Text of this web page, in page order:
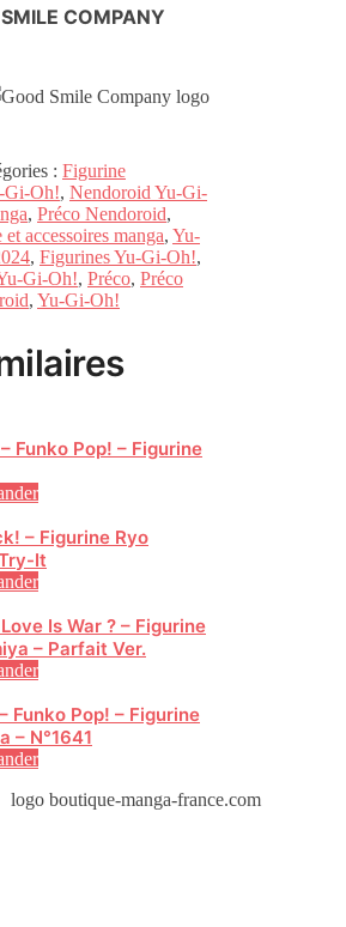
COMPANY
: Figurine
Gi-Oh!, Nendoroid Yu-Gi-
, Préco Nendoroid,
accessoires manga, Yu-
, Figurines Yu-Gi-Oh!,
Gi-Oh!, Préco, Préco
, Yu-Gi-Oh!
Funko Pop! – Figurine
– Figurine Ryo
It
Is War ? – Figurine
– Parfait Ver.
Funko Pop! – Figurine
– N°1641